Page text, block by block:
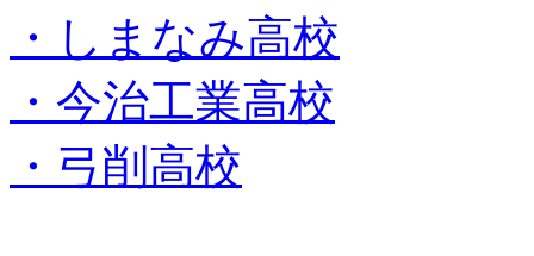
・しまなみ高校
・今治工業高校
・弓削高校